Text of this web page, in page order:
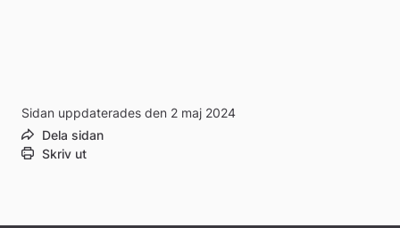
Sidan uppdaterades den 2 maj 2024
Dela sidan
Skriv ut